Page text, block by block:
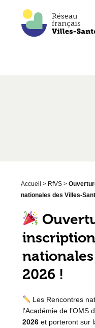
Accueil > RfVS>
nationales des Villes-
2026 !
Les Rencontres
l’Académie de l’OMS
2026et porteront sur